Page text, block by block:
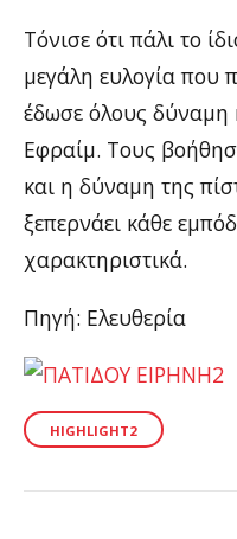
Τόνισε ότι πάλι το
μεγάλη ευλογία που
έδωσε όλους δύναμη
Εφραίμ. Τους
και η δύναμη της
ξεπερνάει κάθε
χαρακτηριστικά.
Πηγή: Ελευθερία
HIGHLIGHT2